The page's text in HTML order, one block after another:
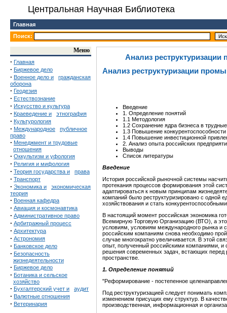
Центральная Научная Библиотека
Главная
Поиск:
Меню
· Главная
· Биржевое дело
· Военное дело и
гражданская
оборона
· Геодезия
· Естествознание
· Искусство и культура
· Краеведение и этнография
· Культурология
· Международное
публичное
право
· Менеджмент и трудовые
отношения
· Оккультизм и уфология
· Религия и мифология
· Теория государства и права
· Транспорт
· Экономика и
экономическая
теория
· Военная кафедра
· Авиация и космонавтика
· Административное право
· Арбитражный процесс
· Архитектура
· Астрономия
· Банковское дело
· Безопасность
жизнедеятельности
· Биржевое дело
· Ботаника и сельское
хозяйство
· Бухгалтерский учет и аудит
· Валютные отношения
· Ветеринария
Анализ
Анализ реструктуризации
Введение
1. Определение понятий
1.1 Методология
1.2 Сохранение ядра бизнеса в
1.3 Повышение конкурентоспособности
1.4 Повышение инвестиционной
2. Анализ опыта российских
Выводы
Список литературы
Введение
История российской рыночной системы
протекания процессов формирования этой
адаптироваться к новым принципам
компаний было реструктуризировано с одной
хозяйствования и стать
В настоящий момент российская экономика
Всемирную Торговую Организацию (ВТО), а
условиям, условиям международного рынка и
российским компаниям снова необходимо
случае многократно увеличивается. В этой
опыт, полученный российскими компаниями, и
решения современных задач, встающих перед
пространстве.
1. Определение понятий
"Реформирование - постепенное
Под реструктуризацией следует понимать
изменением присущих ему структур. В
производственная, информационная и